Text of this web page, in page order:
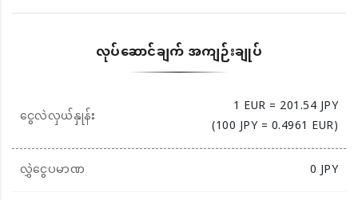
လုပ်ဆောင်ချက် အကျဉ်းချုပ်
ငွေလဲလှယ်နှုန်း
1 EUR = 201.54 JPY
(100 JPY = 0.4961 EUR)
လွှဲငွေပမာဏ
0JPY